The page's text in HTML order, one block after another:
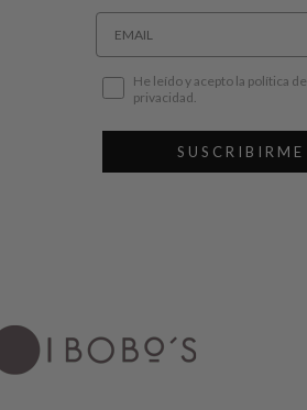
He leído y acepto la política de
privacidad.
SUSCRIBIRME